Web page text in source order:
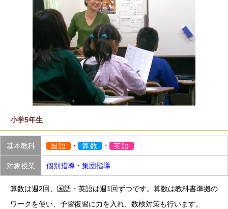
小学5年生
基本教科 国語 ・ 算数 ・ 英語
対象授業 個別指導 ・ 集団指導
算数は週2回、国語・英語は週1回ずつです。算数は教科書準拠の
ワークを使い、予習復習に力を入れ、数検対策も行います。